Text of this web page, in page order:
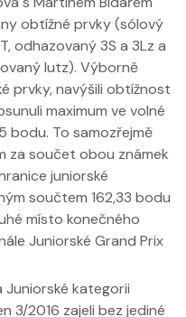
obtížné prvky (sólový
odhazovaný 3S a 3Lz a
lutz). Výborně
prvky, navýšili obtížnost
maximum ve volné
bodu. To samozřejmě
za součet obou známek
juniorské
součtem 162,33 bodu
místo konečného
Juniorské Grand Prix
Juniorské kategorii
3/2016 zajeli bez jediné